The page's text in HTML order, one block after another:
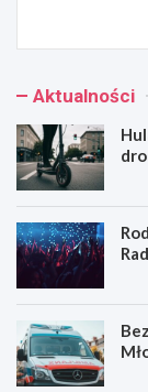
Aktualności